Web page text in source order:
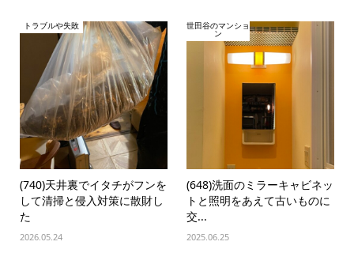
トラブルや失敗
(740)天井裏でイタチがフンを
して清掃と侵入対策に散財し
た
2026.05.24
世田谷のマンショ
ン
(648)洗面のミラーキャビネッ
トと照明をあえて古いものに
交...
2025.06.25